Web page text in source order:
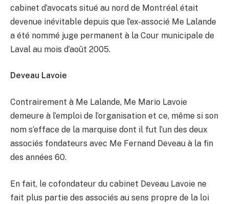
cabinet d’avocats situé au nord de Montréal était
devenue inévitable depuis que l’ex-associé Me Lalande
a été nommé juge permanent à la Cour municipale de
Laval au mois d’août 2005.
Deveau Lavoie
Contrairement à Me Lalande, Me Mario Lavoie
demeure à l’emploi de l’organisation et ce, même si son
nom s’efface de la marquise dont il fut l’un des deux
associés fondateurs avec Me Fernand Deveau à la fin
des années 60.
En fait, le cofondateur du cabinet Deveau Lavoie ne
fait plus partie des associés au sens propre de la loi